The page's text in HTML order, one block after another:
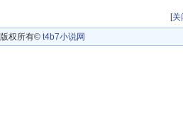
[关
版权所有© t4b7小说网